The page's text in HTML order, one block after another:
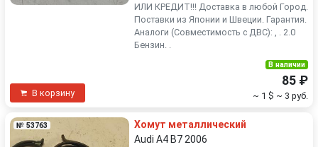
ИЛИ КРЕДИТ!!! Доставка в любой Город.
Поставки из Японии и Швеции. Гарантия.
Аналоги (Совместимость с ДВС): , . 2.0
Бензин. .
В корзину
В наличии
85 ₽
~ 1 $ ~ 3 руб.
№ 53763
Хомут металлический
Audi A4 B7 2006